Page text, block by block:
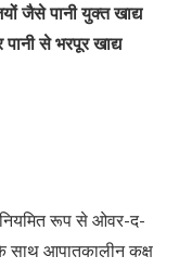
जैसे पानी युक्त खाद्य
से भरपूर खाद्य
रूप से ओवर-द-
साथ आपातकालीन कक्ष